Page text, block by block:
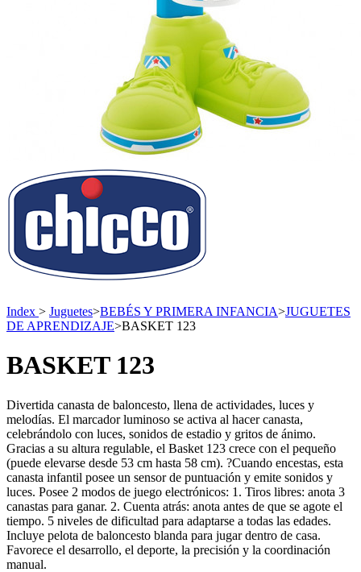
Index > Juguetes>BEBÉS Y PRIMERA INFANCIA>JUGUETES
DE APRENDIZAJE>BASKET 123
BASKET 123
Divertida canasta de baloncesto, llena de actividades, luces y
melodías. El marcador luminoso se activa al hacer canasta,
celebrándolo con luces, sonidos de estadio y gritos de ánimo.
Gracias a su altura regulable, el Basket 123 crece con el pequeño
(puede elevarse desde 53 cm hasta 58 cm). ?Cuando encestas, esta
canasta infantil posee un sensor de puntuación y emite sonidos y
luces. Posee 2 modos de juego electrónicos: 1. Tiros libres: anota 3
canastas para ganar. 2. Cuenta atrás: anota antes de que se agote el
tiempo. 5 niveles de dificultad para adaptarse a todas las edades.
Incluye pelota de baloncesto blanda para jugar dentro de casa.
Favorece el desarrollo, el deporte, la precisión y la coordinación
manual.